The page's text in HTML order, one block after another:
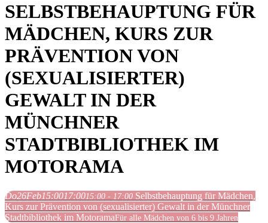
SELBSTBEHAUPTUNG FÜR
MÄDCHEN, KURS ZUR
PRÄVENTION VON
(SEXUALISIERTER)
GEWALT IN DER
MÜNCHNER
STADTBIBLIOTHEK IM
MOTORAMA
Do26Feb15:0017:0015:00 - 17:00 Selbstbehauptung für Mädchen,
Kurs zur Prävention von (sexualisierter) Gewalt in der Münchner
Stadtbibliothek im MotoramaFür alle Mädchen von 6 bis 9 Jahren